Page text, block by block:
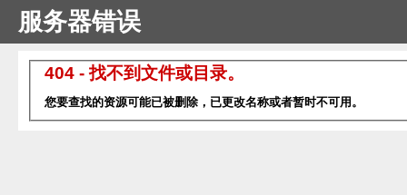
服务器错误
404 - 找不到文件或目录。
您要查找的资源可能已被删除，已更改名称或者暂时不可用。